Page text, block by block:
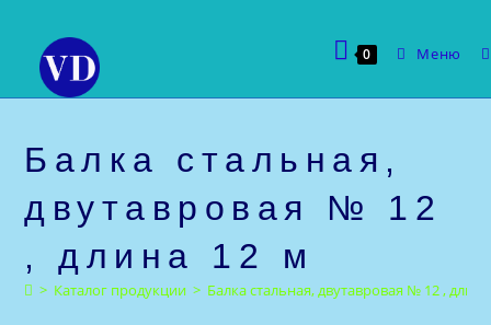
содержимому
0 Меню
Балка стальная,
двутавровая № 12
, длина 12 м
> Каталог продукции > Балка стальная, двутавровая № 12 ,